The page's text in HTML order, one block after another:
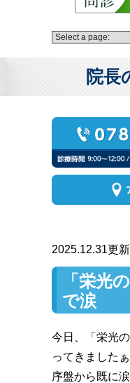
院長
2025.12.31更新
「栄光
で涙
今日、「栄光
ってきましたぁ
序盤から既に